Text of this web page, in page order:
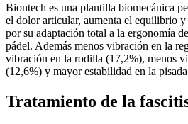
Biontech es una plantilla biomecánica
el dolor articular, aumenta el equilibrio
por su adaptación total a la ergonomía
pádel. Además menos vibración en la
vibración en la rodilla (17,2%), menos
(12,6%) y mayor estabilidad en la
Tratamiento de la